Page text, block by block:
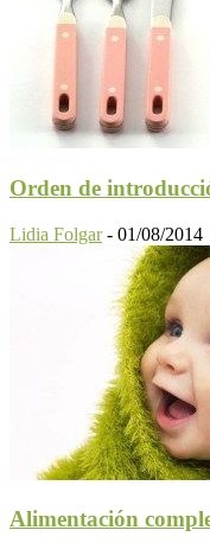
Orden de
Lidia Folgar - 01/08/2014
Alimentación